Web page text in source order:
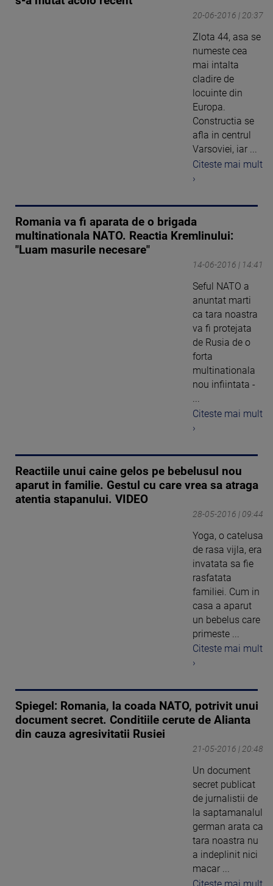
20-06-2016 | 20:37
Zlota 44, asa se
numeste cea
mai intalta
cladire de
locuinte din
Europa.
Constructia se
afla in centrul
Varsoviei, iar ...
Citeste mai mult
›
Romania va fi aparata de o brigada
multinationala NATO. Reactia Kremlinului:
"Luam masurile necesare"
14-06-2016 | 14:41
Seful NATO a
anuntat marti
ca tara noastra
va fi protejata
de Rusia de o
forta
multinationala
nou infiintata -
...
Citeste mai mult
›
Reactiile unui caine gelos pe bebelusul nou
aparut in familie. Gestul cu care vrea sa atraga
atentia stapanului. VIDEO
28-05-2016 | 09:44
Yoga, o catelusa
de rasa vijla, era
invatata sa fie
rasfatata
familiei. Cum in
casa a aparut
un bebelus care
primeste ...
Citeste mai mult
›
Spiegel: Romania, la coada NATO, potrivit unui
document secret. Conditiile cerute de Alianta
din cauza agresivitatii Rusiei
21-05-2016 | 20:48
Un document
secret publicat
de jurnalistii de
la saptamanalul
german arata ca
tara noastra nu
a indeplinit nici
macar ...